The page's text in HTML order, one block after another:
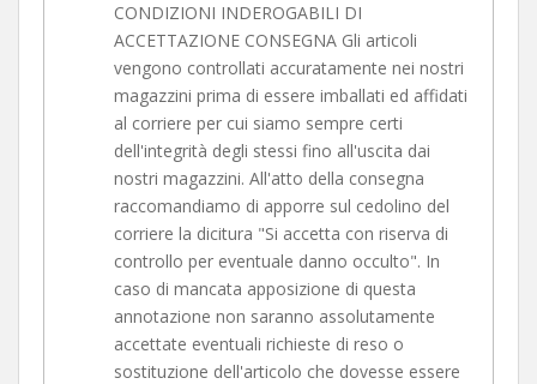
CONDIZIONI INDEROGABILI DI
ACCETTAZIONE CONSEGNA Gli articoli
vengono controllati accuratamente nei nostri
magazzini prima di essere imballati ed affidati
al corriere per cui siamo sempre certi
dell'integrità degli stessi fino all'uscita dai
nostri magazzini. All'atto della consegna
raccomandiamo di apporre sul cedolino del
corriere la dicitura "Si accetta con riserva di
controllo per eventuale danno occulto". In
caso di mancata apposizione di questa
annotazione non saranno assolutamente
accettate eventuali richieste di reso o
sostituzione dell'articolo che dovesse essere